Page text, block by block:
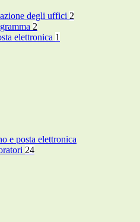
degli uffici 2
2
elettronica 1
e posta elettronica
24